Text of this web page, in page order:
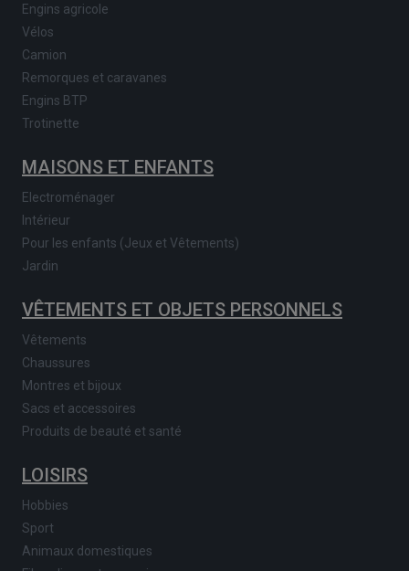
Engins agricole
Vélos
Camion
Remorques et caravanes
Engins BTP
Trotinette
MAISONS ET ENFANTS
Electroménager
Intérieur
Pour les enfants (Jeux et Vêtements)
Jardin
VÊTEMENTS ET OBJETS PERSONNELS
Vêtements
Chaussures
Montres et bijoux
Sacs et accessoires
Produits de beauté et santé
LOISIRS
Hobbies
Sport
Animaux domestiques